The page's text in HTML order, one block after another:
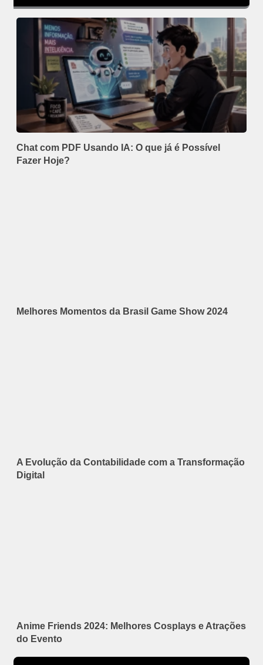
Chat com PDF Usando IA: O que já é Possível
Fazer Hoje?
Melhores Momentos da Brasil Game Show 2024
A Evolução da Contabilidade com a Transformação
Digital
Anime Friends 2024: Melhores Cosplays e Atrações
do Evento